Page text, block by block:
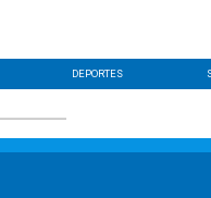
DEPORTES